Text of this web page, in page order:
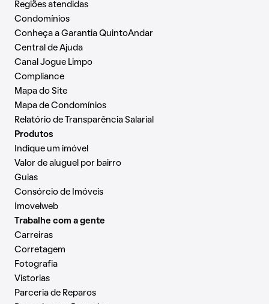
Regiões atendidas
Condomínios
Conheça a Garantia QuintoAndar
Central de Ajuda
Canal Jogue Limpo
Compliance
Mapa do Site
Mapa de Condomínios
Relatório de Transparência Salarial
Produtos
Indique um imóvel
Valor de aluguel por bairro
Guias
Consórcio de Imóveis
Imovelweb
Trabalhe com a gente
Carreiras
Corretagem
Fotografia
Vistorias
Parceria de Reparos